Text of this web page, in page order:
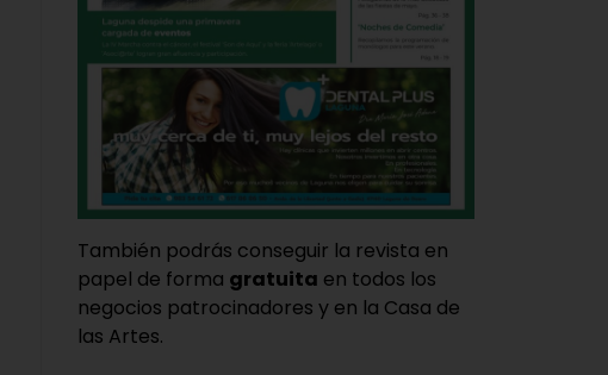
También podrás conseguir la revista en
papel de forma gratuita en todos los
negocios patrocinadores y en la Casa de
las Artes.